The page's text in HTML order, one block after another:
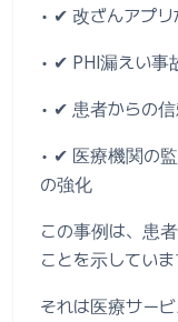
• ✔ 改ざんアプ
• ✔ PHI漏えい事
• ✔ 患者からの
• ✔ 医療機関の
の強化
この事例は、患
ことを示していま
それは医療サー